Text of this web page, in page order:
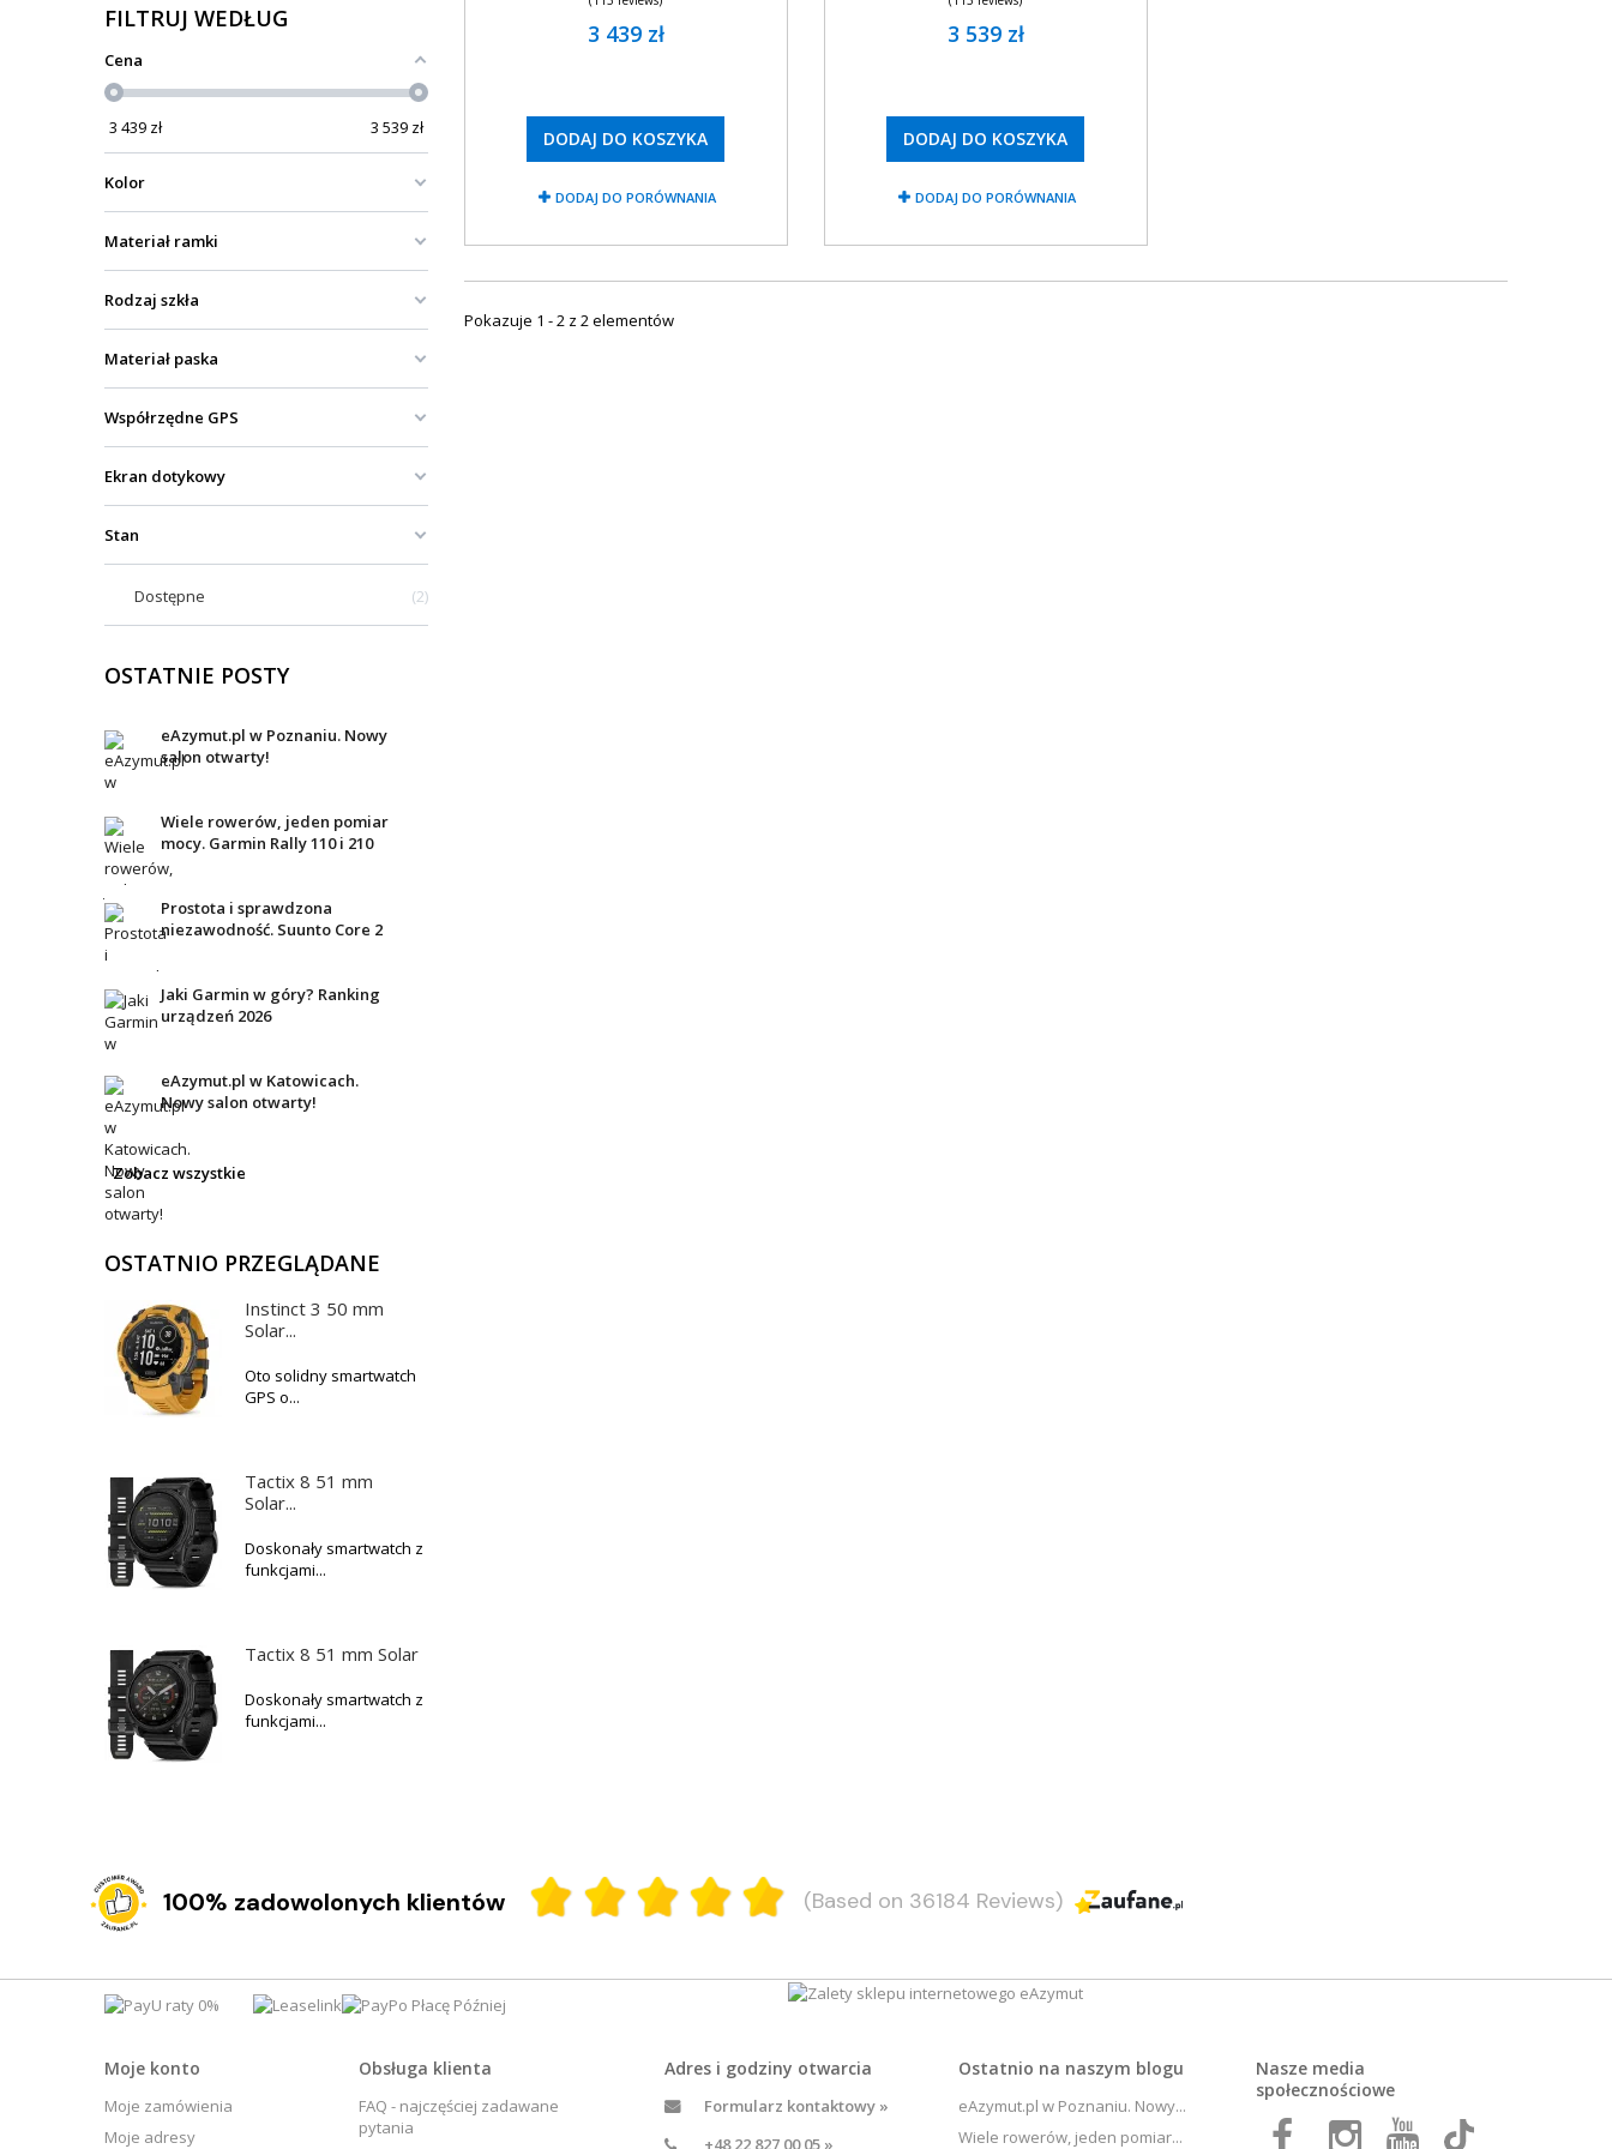
FILTRUJ WEDŁUG
Cena
3 439 zł 3 539 zł
Kolor
Materiał ramki
Rodzaj szkła
Materiał paska
Współrzędne GPS
Ekran dotykowy
Stan
Dostępne 2
OSTATNIE POSTY
eAzymut.pl w Poznaniu. Nowy
salon otwarty!
Wiele rowerów, jeden pomiar
mocy. Garmin Rally 110 i 210
Prostota i sprawdzona
niezawodność. Suunto Core 2
Jaki Garmin w góry? Ranking
urządzeń 2026
eAzymut.pl w Katowicach.
Nowy salon otwarty!
Zobacz wszystkie
OSTATNIO PRZEGLĄDANE
Instinct 3 50 mm
Solar...
Oto solidny smartwatch
GPS o...
Tactix 8 51 mm
Solar...
Doskonały smartwatch z
funkcjami...
Tactix 8 51 mm Solar
Doskonały smartwatch z
funkcjami...
3 439 zł
DODAJ DO KOSZYKA
DODAJ DO PORÓWNANIA
3 539 zł
DODAJ DO KOSZYKA
DODAJ DO PORÓWNANIA
Pokazuje 1 - 2 z 2 elementów
100% zadowolonych klientów (Based on 36184 Reviews)
Moje konto
Moje zamówienia
Moje adresy
Obsługa klienta
FAQ - najczęściej zadawane
pytania
Adres i godziny otwarcia
Formularz kontaktowy »
+48 22 827 00 05 »
Ostatnio na naszym blogu
eAzymut.pl w Poznaniu. Nowy...
Wiele rowerów, jeden pomiar...
Nasze media
społecznościowe